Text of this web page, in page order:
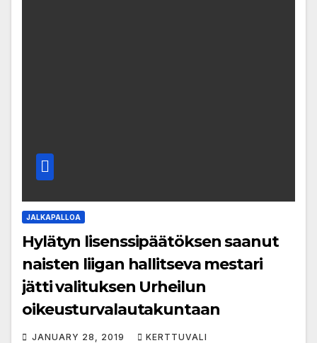
JALKAPALLOA
Hylätyn lisenssipäätöksen saanut
naisten liigan hallitseva mestari
jätti valituksen Urheilun
oikeusturvalautakuntaan
JANUARY 28, 2019 KERTTUVALI